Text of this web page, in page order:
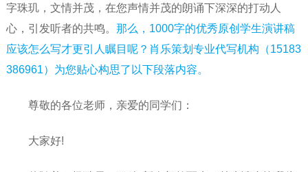
字珠玑，文情并茂，在您声情并茂的朗诵下深深的打动人
心，引发听者的共鸣。 那么，1000字的优秀原创学生演讲稿
应该怎么写才更引人瞩目呢？肖乐策划专业代写机构（15183
386961）为您贴心构思了以下段落内容。
尊敬的各位老师，亲爱的同学们：
大家好!